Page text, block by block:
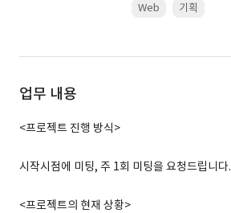
Web
기획
업무 내용
<프로젝트 진행 방식>
시작시점에 미팅, 주 1회 미팅을 요청드립니다.
<프로젝트의 현재 상황>